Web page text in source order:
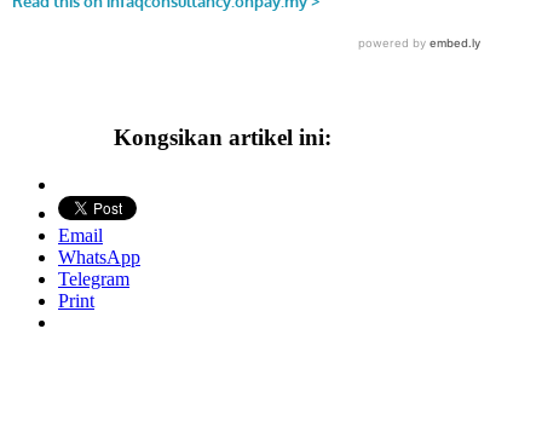
Kongsikan artikel ini:
Email
WhatsApp
Telegram
Print